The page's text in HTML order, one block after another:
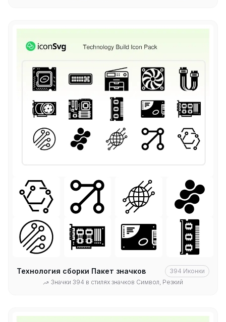
Технология сборки Пакет значков 394 Иконки
Значки 394 в стилях значков Символ, Резкий